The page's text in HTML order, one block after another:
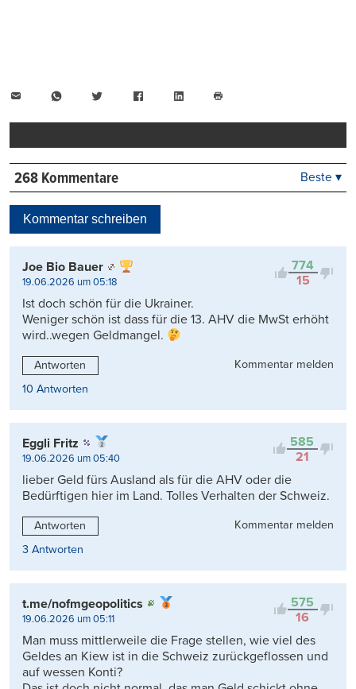
WhatsAppTwitter FacebookLinkedIn
drucken
268 Kommentare
Kontrovers
Beste ▾
Kommentar schreiben
774
15
Joe Bio Bauer
19.06.2026 um 05:18
Ist doch schön für die Ukrainer.
Weniger schön ist dass für die 13. AHV die MwSt erhöht
wird..wegen Geldmangel.
Antworten
Kommentar melden
10 Antworten
585
21
Eggli Fritz
19.06.2026 um 05:40
lieber Geld fürs Ausland als für die AHV oder die
Bedürftigen hier im Land. Tolles Verhalten der Schweiz.
Antworten
Kommentar melden
3 Antworten
575
16
t.me/nofmgeopolitics
19.06.2026 um 05:11
Man muss mittlerweile die Frage stellen, wie viel des
Geldes an Kiew ist in die Schweiz zurückgeflossen und
auf wessen Konti?